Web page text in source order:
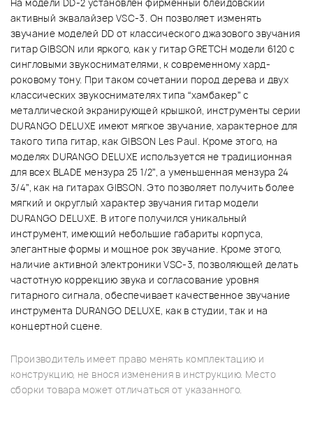
На модели DD-2 установлен фирменный блейдовский
активный эквалайзер VSC-3. Он позволяет изменять
звучание моделей DD от классического джазового звучания
гитар GIBSON или яркого, как у гитар GRETCH модели 6120 с
сингловыми звукоснимателями, к современному хард-
роковому тону. При таком сочетании пород дерева и двух
классических звукоснимателях типа “хамбакер” с
металлической экранирующей крышкой, инструменты серии
DURANGO DELUXE имеют мягкое звучание, характерное для
такого типа гитар, как GIBSON Les Paul. Кроме этого, на
моделях DURANGO DELUXE используется не традиционная
для всех BLADE мензура 25 1/2”, а уменьшенная мензура 24
3/4”, как на гитарах GIBSON. Это позволяет получить более
мягкий и округлый характер звучания гитар модели
DURANGO DELUXE. В итоге получился уникальный
инструмент, имеющий небольшие габариты корпуса,
элегантные формы и мощное рок звучание. Кроме этого,
наличие активной электроники VSC-3, позволяющей делать
частотную коррекцию звука и согласование уровня
гитарного сигнала, обеспечивает качественное звучание
инструмента DURANGO DELUXE, как в студии, так и на
концертной сцене.
Производитель имеет право менять комплектацию и
конструкцию, не внося изменения в инструкцию. Место
сборки товара может отличаться от указанного.